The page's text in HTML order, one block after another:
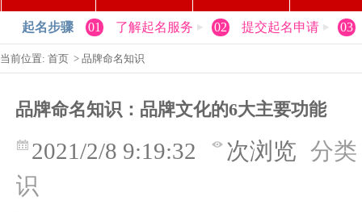
起名步骤 01 了解起名服务 02 提交起名申请 03
当前位置: 首页 > 品牌命名知识
品牌命名知识：品牌文化的6大主要功能
2021/2/8 9:19:32 次浏览 分
识